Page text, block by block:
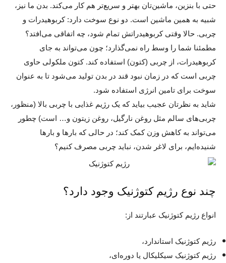
حتی با بنزین، ماشین‌تان بهتر و سریع‌تر هم کار می‌کند. بدن ما نیز،
شبیه به همین ماشین است. دو نوع سوخت دارد: کربوهیدرات و
چربی. حالا وقتی کربوهیدراتش تمام شود، چه اتفاقی می‌افتد؟
مطمئنا شما را وسط راه نمی‌گذارد؛ چون می‌تواند به جای
کربوهیدرات، از چربی (کتون) استفاده کند. کتون ملکولی حاوی
چربی است که در زمان نبود قند در بدن تولید می‌شود تا به عنوان
سوخت برای تامین انرژی استفاده شود.
شاید به نظرتان عجیب بیاید که یک رژیم غذایی با چربی بالا (منظور،
چربی‌های سالم مثل روغن نارگیل، روغن زیتون و… است) چطور
می‌تواند به کاهش وزن کمک کند؛ در حالی که بارها و بارها
شنیده‌ایم، برای لاغر شدن، نباید چربی مصرف کنیم؟
چند نوع رژیم کتوژنیک وجود دارد؟
انواع رژیم کتوژنیک عبارتند از:
رژیم کتوژنیک استاندارد،
رژیم کتوژنیک سیکلیکال یا دوره‌ای،